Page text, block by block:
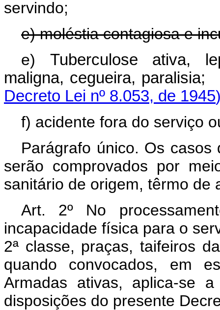
servindo;
e) moléstia contagiosa e
e) Tuberculose ativa,
maligna,
Decreto Lei nº 8.053, de 1945
f) acidente fora do serviço
Parágrafo único. Os
serão comprovados por
sanitário de origem, têrmo de
Art. 2º No
incapacidade física para o
2ª classe, praças, taifeiros
quando convocados, em
Armadas ativas, aplica-se
disposições do presente